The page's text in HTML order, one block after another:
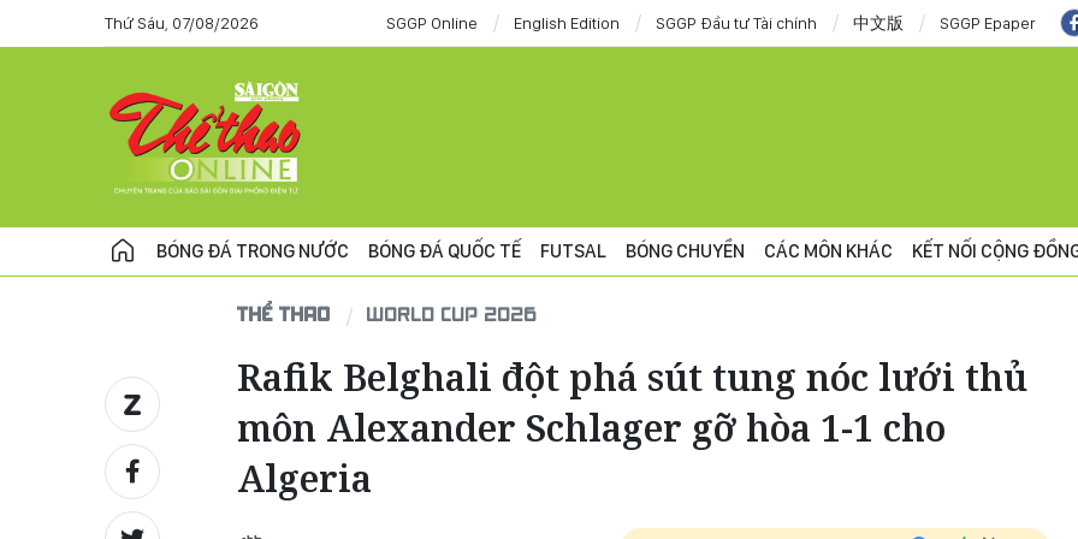
Thứ Sáu, 07/08/2026 SGGP Online English Edition SGGP Đầu tư Tài chính 中文版 SGGP Epaper
BÓNG ĐÁ TRONG NƯỚC BÓNG ĐÁ QUỐC TẾ FUTSAL BÓNG CHUYỀN CÁC MÔN KHÁC KẾT NỐI CỘNG
THỂ THAO WORLD CUP 2026
Rafik Belghali đột phá sút tung nóc lưới thủ
môn Alexander Schlager gỡ hòa 1-1 cho
Algeria